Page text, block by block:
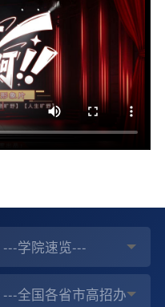
---学院速览---
---全国各省市高招办---